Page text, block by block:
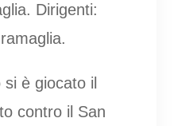
Dirigenti:
è giocato il
contro il San